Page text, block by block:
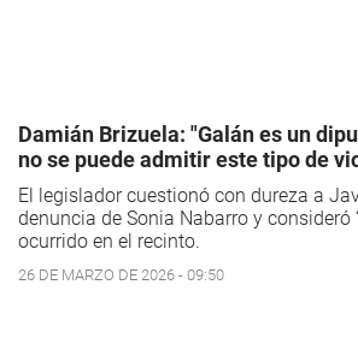
Damián Brizuela: "Galán es un
no se puede admitir este tipo de
El legislador cuestionó con dureza a
denuncia de Sonia Nabarro y consideró
ocurrido en el recinto.
26 DE MARZO DE 2026 - 09:50